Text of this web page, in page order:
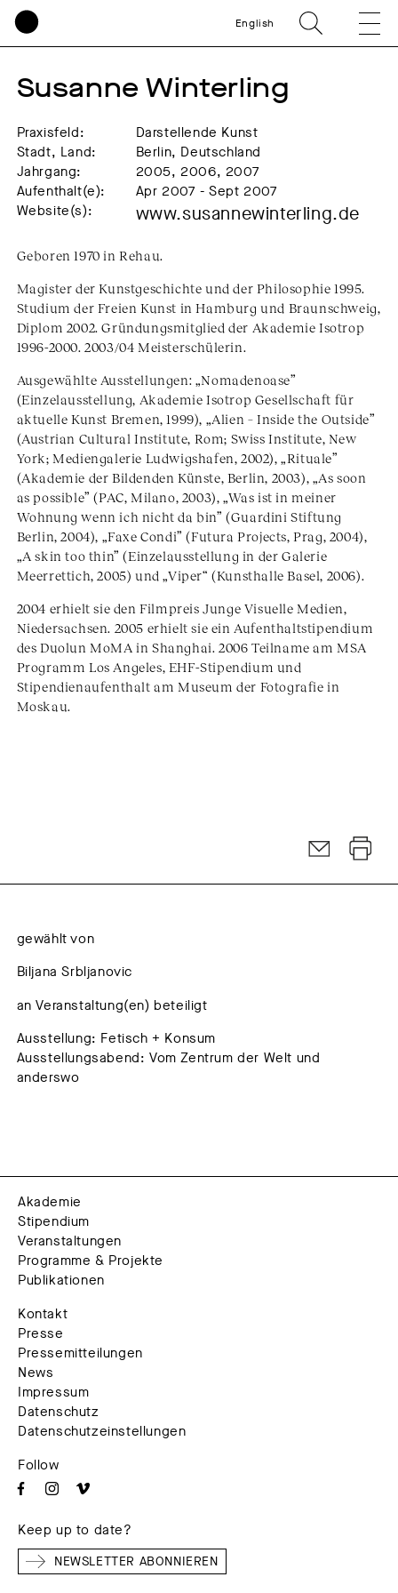
English
Susanne Winterling
Praxisfeld:
Darstellende Kunst
Stadt, Land:
Berlin, Deutschland
Jahrgang:
2005, 2006, 2007
Aufenthalt(e):
Apr 2007 - Sept 2007
Website(s):
www.susannewinterling.de
Geboren 1970 in Rehau.
Magister der Kunstgeschichte und der Philosophie 1995.
Studium der Freien Kunst in Hamburg und Braunschweig,
Diplom 2002. Gründungsmitglied der Akademie Isotrop
1996-2000. 2003/04 Meisterschülerin.
Ausgewählte Ausstellungen: „Nomadenoase”
(Einzelausstellung, Akademie Isotrop Gesellschaft für
aktuelle Kunst Bremen, 1999), „Alien – Inside the Outside”
(Austrian Cultural Institute, Rom; Swiss Institute, New
York; Mediengalerie Ludwigshafen, 2002), „Rituale”
(Akademie der Bildenden Künste, Berlin, 2003), „As soon
as possible” (PAC, Milano, 2003), „Was ist in meiner
Wohnung wenn ich nicht da bin” (Guardini Stiftung
Berlin, 2004), „Faxe Condi” (Futura Projects, Prag, 2004),
„A skin too thin” (Einzelausstellung in der Galerie
Meerrettich, 2005) und „Viper“ (Kunsthalle Basel, 2006).
2004 erhielt sie den Filmpreis Junge Visuelle Medien,
Niedersachsen. 2005 erhielt sie ein Aufenthaltstipendium
des Duolun MoMA in Shanghai. 2006 Teilname am MSA
Programm Los Angeles, EHF-Stipendium und
Stipendienaufenthalt am Museum der Fotografie in
Moskau.
gewählt von
Biljana Srbljanovic
an Veranstaltung(en) beteiligt
Ausstellung: Fetisch + Konsum
Ausstellungsabend: Vom Zentrum der Welt und
anderswo
Akademie
Stipendium
Veranstaltungen
Programme & Projekte
Publikationen
Kontakt
Presse
Pressemitteilungen
News
Impressum
Datenschutz
Datenschutzeinstellungen
Follow
Keep up to date?
NEWSLETTER ABONNIEREN